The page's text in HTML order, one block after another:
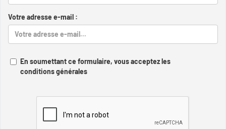
Votre adresse e-mail :
En soumettant ce formulaire, vous acceptez les
conditions générales